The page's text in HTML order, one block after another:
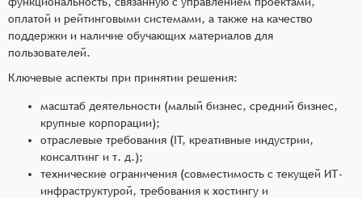
оплатой и рейтинговыми системами, а также на качество
поддержки и наличие обучающих материалов для
пользователей.
Ключевые аспекты при принятии решения:
масштаб деятельности (малый бизнес, средний бизнес,
крупные корпорации);
отраслевые требования (IT, креативные индустрии,
консалтинг и т. д.);
технические ограничения (совместимость с текущей ИТ-
инфраструктурой, требования к хостингу и